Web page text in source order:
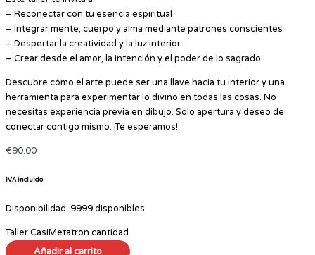
– Reconectar con tu esencia espiritual
– Integrar mente, cuerpo y alma mediante patrones conscientes
– Despertar la creatividad y la luz interior
– Crear desde el amor, la intención y el poder de lo sagrado
Descubre cómo el arte puede ser una llave hacia tu interior y una
herramienta para experimentar lo divino en todas las cosas. No
necesitas experiencia previa en dibujo. Solo apertura y deseo de
conectar contigo mismo. ¡Te esperamos!
€90.00
IVA incluido
Disponibilidad: 9999 disponibles
Taller CasiMetatron cantidad
Añadir al carrito